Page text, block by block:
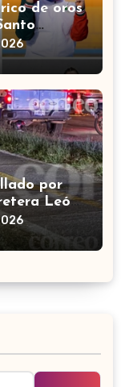
de oros
por
León-